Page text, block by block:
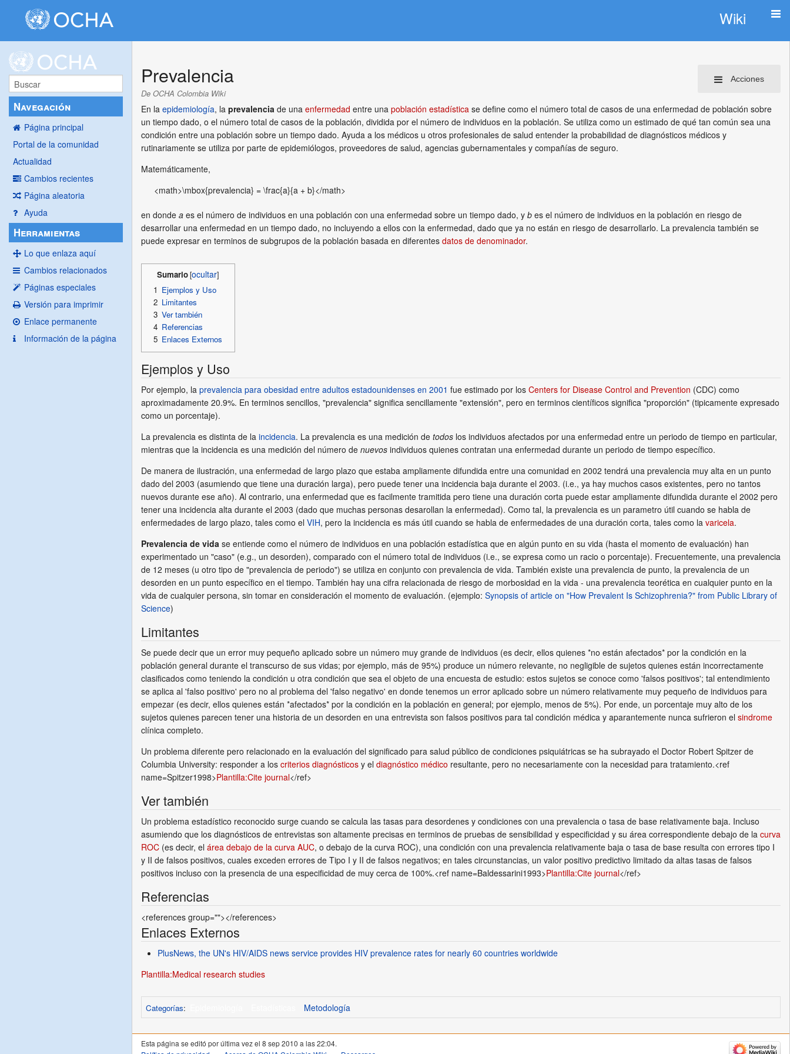
Wiki
Navegación
Página principal
Portal de la comunidad
Actualidad
Cambios recientes
Página aleatoria
Ayuda
Herramientas
Lo que enlaza aquí
Cambios relacionados
Páginas especiales
Versión para imprimir
Enlace permanente
Información de la página
Acciones
Prevalencia
De OCHA Colombia Wiki
En laepidemiología, laprevalencia de unaenfermedad entre unapoblación estadística se define como el número total de casos de una enfermedad de población sobre
un tiempo dado, o el número total de casos de la población, dividida por el número de individuos en la población. Se utiliza como un estimado de qué tan común sea una
condición entre una población sobre un tiempo dado. Ayuda a los médicos u otros profesionales de salud entender la probabilidad de diagnósticos médicos y
rutinariamente se utiliza por parte de epidemiólogos, proveedores de salud, agencias gubernamentales y compañías de seguro.
Matemáticamente,
<math>\mbox{prevalencia} = \frac{a}{a + b}</math>
en dondea es el número de individuos en una población con una enfermedad sobre un tiempo dado, yb es el número de individuos en la población en riesgo de
desarrollar una enfermedad en un tiempo dado, no incluyendo a ellos con la enfermedad, dado que ya no están en riesgo de desarrollarlo. La prevalencia también se
puede expresar en terminos de subgrupos de la población basada en diferentesdatos de denominador.
Sumario
1 Ejemplos y Uso
2 Limitantes
3 Ver también
4 Referencias
5 Enlaces Externos
Ejemplos y Uso
Por ejemplo, laprevalencia para obesidad entre adultos estadounidenses en 2001 fue estimado por losCenters for Disease Control and Prevention (CDC) como
aproximadamente 20.9%. En terminos sencillos, "prevalencia" significa sencillamente "extensión", pero en terminos científicos significa "proporción" (tipicamente expresado
como un porcentaje).
La prevalencia es distinta de laincidencia. La prevalencia es una medición detodos los individuos afectados por una enfermedad entre un periodo de tiempo en particular,
mientras que la incidencia es una medición del número denuevos individuos quienes contratan una enfermedad durante un periodo de tiempo específico.
De manera de ilustración, una enfermedad de largo plazo que estaba ampliamente difundida entre una comunidad en 2002 tendrá una prevalencia muy alta en un punto
dado del 2003 (asumiendo que tiene una duración larga), pero puede tener una incidencia baja durante el 2003. (i.e., ya hay muchos casos existentes, pero no tantos
nuevos durante ese año). Al contrario, una enfermedad que es facilmente tramitida pero tiene una duración corta puede estar ampliamente difundida durante el 2002 pero
tener una incidencia alta durante el 2003 (dado que muchas personas desarollan la enfermedad). Como tal, la prevalencia es un parametro útil cuando se habla de
enfermedades de largo plazo, tales como elVIH, pero la incidencia es más útil cuando se habla de enfermedades de una duración corta, tales como lavaricela.
Prevalencia de vida se entiende como el número de individuos en una población estadística que en algún punto en su vida (hasta el momento de evaluación) han
experimentado un "caso" (e.g., un desorden), comparado con el número total de individuos (i.e., se expresa como un racio o porcentaje). Frecuentemente, una prevalencia
de 12 meses (u otro tipo de "prevalencia de periodo") se utiliza en conjunto con prevalencia de vida. También existe una prevalencia de punto, la prevalencia de un
desorden en un punto específico en el tiempo. También hay una cifra relacionada de riesgo de morbosidad en la vida - una prevalencia teorética en cualquier punto en la
vida de cualquier persona, sin tomar en consideración el momento de evaluación. (ejemplo:Synopsis of article on "How Prevalent Is Schizophrenia?" from Public Library of
Science)
Limitantes
Se puede decir que un error muy pequeño aplicado sobre un número muy grande de individuos (es decir, ellos quienes *no están afectados* por la condición en la
población general durante el transcurso de sus vidas; por ejemplo, más de 95%) produce un número relevante, no negligible de sujetos quienes están incorrectamente
clasificados como teniendo la condición u otra condición que sea el objeto de una encuesta de estudio: estos sujetos se conoce como 'falsos positivos'; tal entendimiento
se aplica al 'falso positivo' pero no al problema del 'falso negativo' en donde tenemos un error aplicado sobre un número relativamente muy pequeño de individuos para
empezar (es decir, ellos quienes están *afectados* por la condición en la población en general; por ejemplo, menos de 5%). Por ende, un porcentaje muy alto de los
sujetos quienes parecen tener una historia de un desorden en una entrevista son falsos positivos para tal condición médica y aparantemente nunca sufrieron elsindrome
clínica completo.
Un problema diferente pero relacionado en la evaluación del significado para salud público de condiciones psiquiátricas se ha subrayado el Doctor Robert Spitzer de
Columbia University: responder a loscriterios diagnósticos y eldiagnóstico médico resultante, pero no necesariamente con la necesidad para tratamiento.<ref
name=Spitzer1998>Plantilla:Cite journal</ref>
Ver también
Un problema estadístico reconocido surge cuando se calcula las tasas para desordenes y condiciones con una prevalencia o tasa de base relativamente baja. Incluso
asumiendo que los diagnósticos de entrevistas son altamente precisas en terminos de pruebas de sensibilidad y especificidad y su área correspondiente debajo de lacurva
ROC (es decir, elárea debajo de la curva AUC, o debajo de la curva ROC), una condición con una prevalencia relativamente baja o tasa de base resulta con errores tipo I
y II de falsos positivos, cuales exceden errores de Tipo I y II de falsos negativos; en tales circunstancias, un valor positivo predictivo limitado da altas tasas de falsos
positivos incluso con la presencia de una especificidad de muy cerca de 100%.<ref name=Baldessarini1993>Plantilla:Cite journal</ref>
Referencias
<references group=""></references>
Enlaces Externos
PlusNews, the UN's HIV/AIDS news service provides HIV prevalence rates for nearly 60 countries worldwide
Plantilla:Medical research studies
Categorías: Metodología
Esta página se editó por última vez el 8 sep 2010 a las 22:04.